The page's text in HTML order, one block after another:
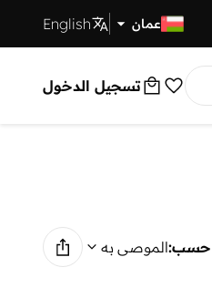
عمان English
تسجيل الدخول
حسب:الموصى به